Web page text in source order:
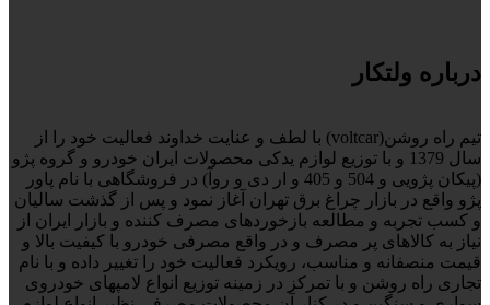
درباره ولتکار
تیم راه روشن(voltcar) با لطف و عنایت خداوند فعالیت خود را از
سال 1379 و با توزیع لوازم یدکی محصولات ایران خودرو و گروه پژو
(پیکان پژویی و 504 و 405 و ار دی و روآ) در فروشگاهی با نام پاور
پژو واقع در بازار چراغ برق تهران آغاز نمود و پس از گذشت سالیان
و کسب تجربه و مطالعه بازخوردهای مصرف کننده و بازار ایران از
نیاز به کالاهای پر مصرف و در واقع مصرفی خودرو با کیفیت بالا و
قیمت منصفانه و مناسب، رویکرد فعالیت خود را تغییر داده و با نام
تجاری راه روشن و با تمرکز در زمینه توزیع انواع لامپهای خودروی